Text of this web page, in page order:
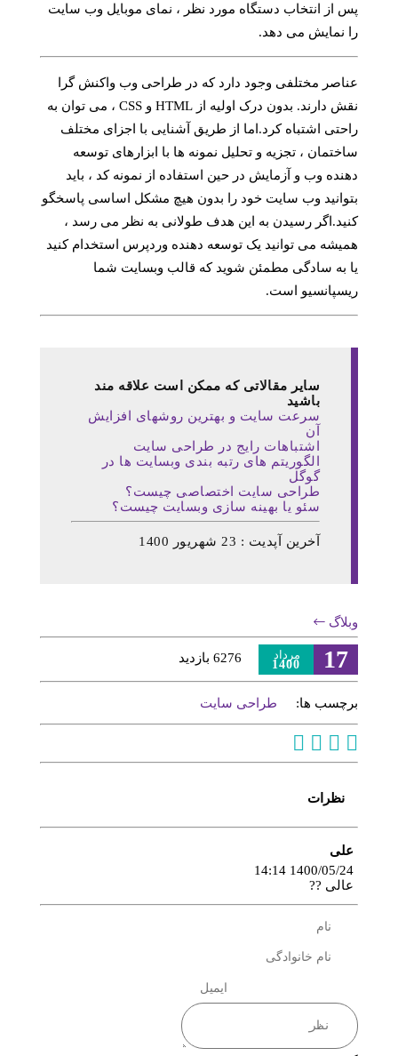
پس از انتخاب دستگاه مورد نظر ، نمای موبایل وب سایت
را نمایش می دهد.
عناصر مختلفی وجود دارد که در طراحی وب واکنش گرا
نقش دارند. بدون درک اولیه از HTML و CSS ، می توان به
راحتی اشتباه کرد.اما از طریق آشنایی با اجزای مختلف
ساختمان ، تجزیه و تحلیل نمونه ها با ابزارهای توسعه
دهنده وب و آزمایش در حین استفاده از نمونه کد ، باید
بتوانید وب سایت خود را بدون هیچ مشکل اساسی پاسخگو
کنید.اگر رسیدن به این هدف طولانی به نظر می رسد ،
همیشه می توانید یک توسعه دهنده وردپرس استخدام کنید
یا به سادگی مطمئن شوید که قالب وبسایت شما
ریسپانسیو است.
سایر مقالاتی که ممکن است علاقه مند
باشید
سرعت سایت و بهترین روشهای افزایش
آن
اشتباهات رایج در طراحی سایت
الگوریتم های رتبه بندی وبسایت ها در
گوگل
طراحی سایت اختصاصی چیست؟
سئو یا بهینه سازی وبسایت چیست؟
آخرین آپدیت : 23 شهریور 1400
وبلاگ
17 مرداد
1400 6276 بازدید
برچسب ها: طراحی سایت
نظرات
علی
1400/05/24 14:14
عالی ??